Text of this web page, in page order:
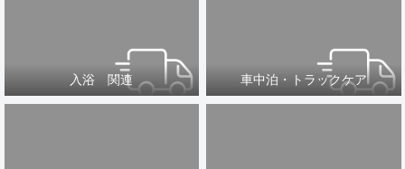
入浴 関連 車中泊・トラックケア